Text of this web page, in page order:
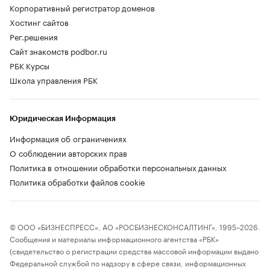
Корпоративный регистратор доменов
Хостинг сайтов
Рег.решения
Сайт знакомств podbor.ru
РБК Курсы
Школа управления РБК
Юридическая Информация
Информация об ограничениях
О соблюдении авторских прав
Политика в отношении обработки персональных данных
Политика обработки файлов cookie
© ООО «БИЗНЕСПРЕСС», АО «РОСБИЗНЕСКОНСАЛТИНГ», 1995–2026.
Сообщения и материалы информационного агентства «РБК»
(свидетельство о регистрации средства массовой информации выдано
Федеральной службой по надзору в сфере связи, информационных